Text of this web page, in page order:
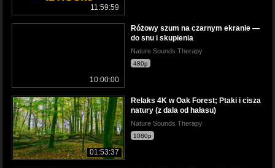
11:59:59
10:00:00
Różowy szum na czarnym ekranie —
do snu i skupienia
Nature Sounds Therapy
480p
01:53:37
Relaks 4K w Oak Forest; Ptaki i cisza
natury (z dala od hałasu)
Nature Sounds Therapy
1080p